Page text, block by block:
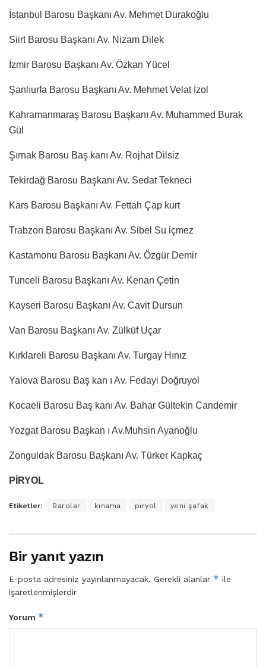
İstanbul Barosu Başkanı Av. Mehmet Durakoğlu
Siirt Barosu Başkanı Av. Nizam Dilek
İzmir Barosu Başkanı Av. Özkan Yücel
Şanlıurfa Barosu Başkanı Av. Mehmet Velat İzol
Kahramanmaraş Barosu Başkanı Av. Muhammed Burak
Gül
Şırnak Barosu Baş kanı Av. Rojhat Dilsiz
Tekirdağ Barosu Başkanı Av. Sedat Tekneci
Kars Barosu Başkanı Av. Fettah Çap kurt
Trabzon Barosu Başkanı Av. Sibel Su içmez
Kastamonu Barosu Başkanı Av. Özgür Demir
Tunceli Barosu Başkanı Av. Kenan Çetin
Kayseri Barosu Başkanı Av. Cavit Dursun
Van Barosu Başkanı Av. Zülküf Uçar
Kırklareli Barosu Başkanı Av. Turgay Hınız
Yalova Barosu Baş kan ı Av. Fedayi Doğruyol
Kocaeli Barosu Baş kanı Av. Bahar Gültekin Candemir
Yozgat Barosu Başkan ı Av.Muhsin Ayanoğlu
Zonguldak Barosu Başkanı Av. Türker Kapkaç
PİRYOL
Etiketler: Barolar kınama piryol yeni şafak
Bir yanıt yazın
E-posta adresiniz yayınlanmayacak. Gerekli alanlar * ile
işaretlenmişlerdir
Yorum *